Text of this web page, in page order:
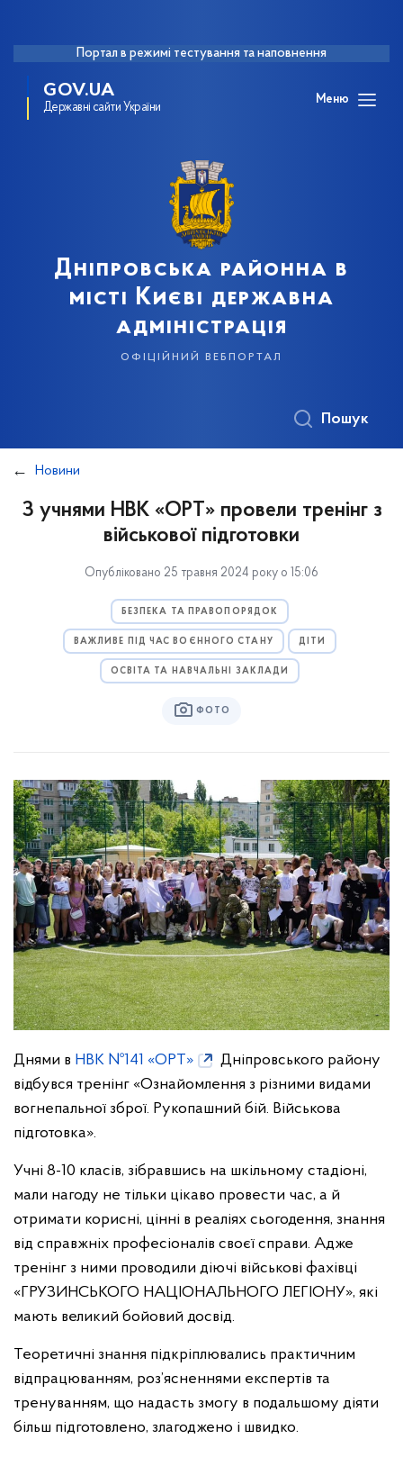
Портал в режимі тестування та наповнення
GOV.UA
Державні сайти України
Меню
Дніпровська районна в
місті Києві державна
адміністрація
офіційний вебпортал
Пошук
Новини
З учнями НВК «ОРТ» провели тренінг з
військової підготовки
Опубліковано 25 травня 2024 року о 15:06
БЕЗПЕКА ТА ПРАВОПОРЯДОК
ВАЖЛИВЕ ПІД ЧАС ВОЄННОГО СТАНУ ДІТИ
ОСВІТА ТА НАВЧАЛЬНІ ЗАКЛАДИ
ФОТО
Днями в НВК №141 «ОРТ»
Дніпровського району
відбувся тренінг «Ознайомлення з різними видами
вогнепальної зброї. Рукопашний бій. Військова
підготовка».
Учні 8-10 класів, зібравшись на шкільному стадіоні,
мали нагоду не тільки цікаво провести час, а й
отримати корисні, цінні в реаліях сьогодення, знання
від справжніх професіоналів своєї справи. Адже
тренінг з ними проводили діючі військові фахівці
«ГРУЗИНСЬКОГО НАЦІОНАЛЬНОГО ЛЕГІОНУ», які
мають великий бойовий досвід.
Теоретичні знання підкріплювались практичним
відпрацюванням, роз’ясненнями експертів та
тренуванням, що надасть змогу в подальшому діяти
більш підготовлено, злагоджено і швидко.